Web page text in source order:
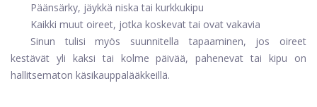
Päänsärky, jäykkä niska tai kurkkukipu
Kaikki muut oireet, jotka koskevat tai ovat vakavia
Sinun tulisi myös suunnitella tapaaminen, jos oireet
kestävät yli kaksi tai kolme päivää, pahenevat tai kipu on
hallitsematon käsikauppalääkkeillä.